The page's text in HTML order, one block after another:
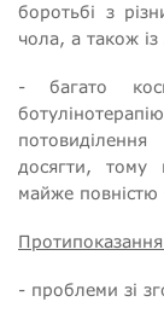
боротьбі з
чола, а також
- багато
досягти, тому
майже
Протипоказання
- проблеми зі